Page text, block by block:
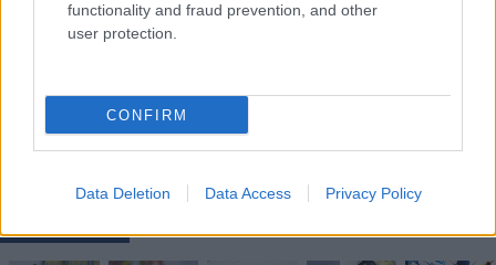
functionality and fraud prevention, and other
user protection.
CONFIRM
Data Deletion Data Access Privacy Policy
Meld deg på vårt nyhetsbrev
Meld deg på